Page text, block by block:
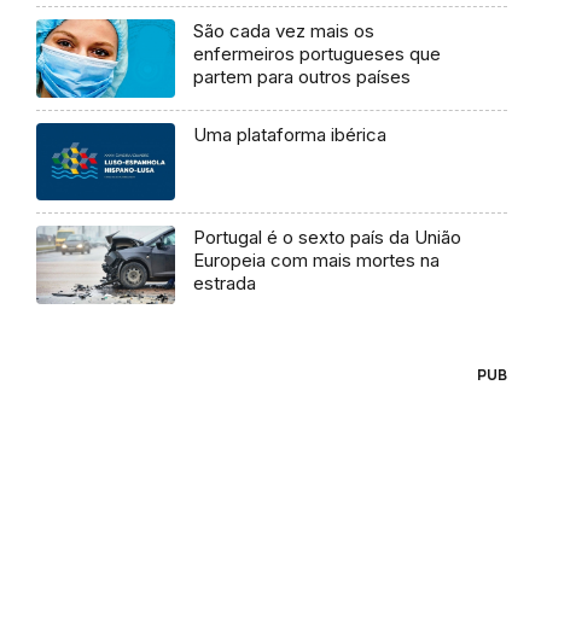
São cada vez mais os
enfermeiros portugueses que
partem para outros países
Uma plataforma ibérica
Portugal é o sexto país da União
Europeia com mais mortes na
estrada
PUB